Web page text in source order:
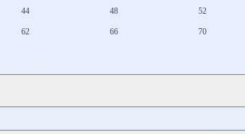
44 48 52
62 66 70